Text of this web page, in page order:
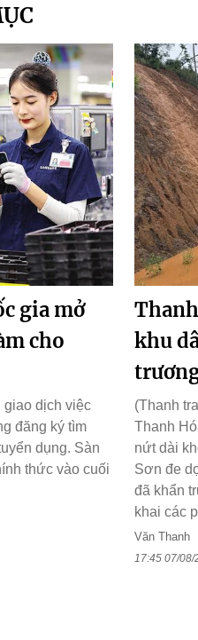
gia mở
cho
giao dịch việc
đăng ký tìm
dụng. Sàn
thức vào cuối
khu
(Thanh
Thanh
nứt dài
Sơn đe
đã khẩn
khai các
Văn Thanh
17:45 07/08/